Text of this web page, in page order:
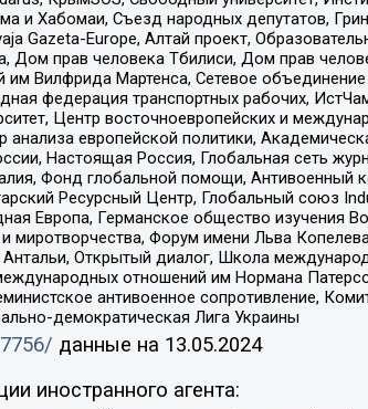
и Хабомаи, Съезд народных депутатов,
Gazeta-Europe, Алтай проект,
Дом прав человека Тбилиси, Дом прав
Вилфрида Мартенса, Сетевое
федерация транспортных рабочих,
Центр восточноевропейских и
европейской политики,
Настоящая Россия, Глобальная сеть
Фонд глобальной помощи, Антивоенный
Ресурсный Центр, Глобальный союз
Европа, Германское общество изучения
Форум имени Льва
Открытый диалог, Школа
отношений им Нормана
антивоенное сопротивление,
демократическая Лига Украины
данные на 13.05.2024
иностранного агента: